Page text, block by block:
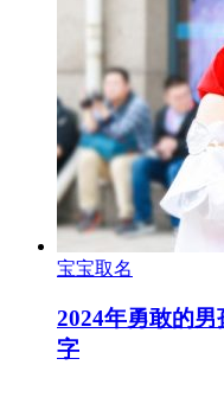
宝宝取名
2024年勇敢的
字